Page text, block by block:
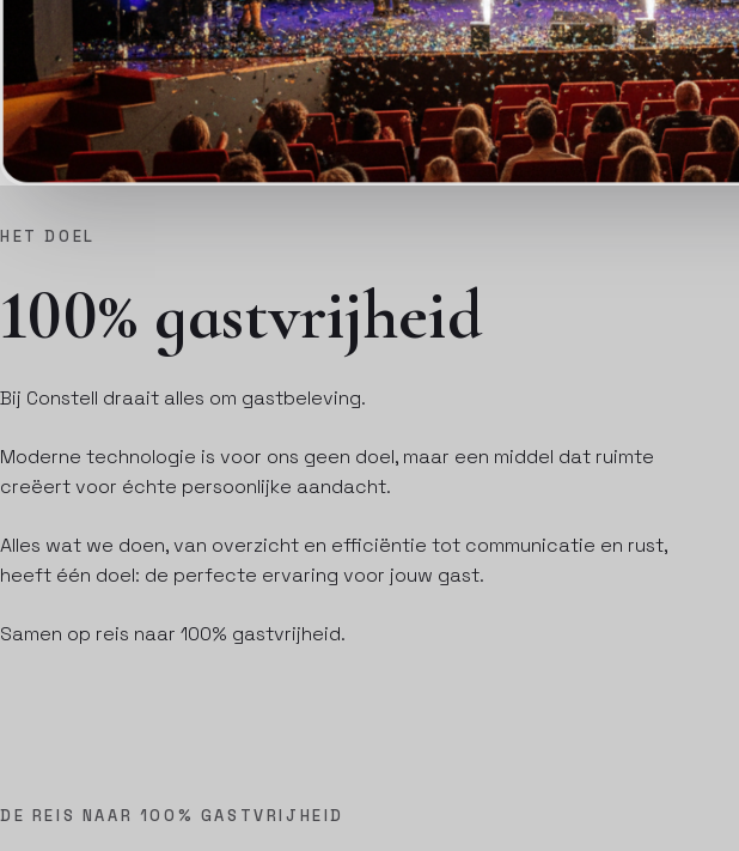
HET DOEL
100% gastvrijheid
Bij Constell draait alles om gastbeleving.
Moderne technologie is voor ons geen doel, maar een middel dat ruimte
creëert voor échte persoonlijke aandacht.
Alles wat we doen, van overzicht en efficiëntie tot communicatie en rust,
heeft één doel: de perfecte ervaring voor jouw gast.
Samen op reis naar 100% gastvrijheid.
DE REIS NAAR 100% GASTVRIJHEID